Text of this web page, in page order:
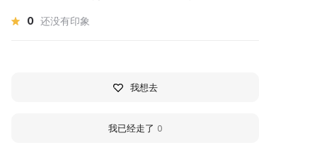
0 还没有印象
我想去
我已经走了 0